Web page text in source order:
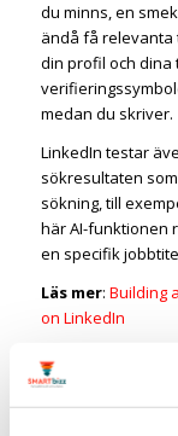
du minns, en
ändå få
din profil och dina
medan du skriver.
LinkedIn testar
sökresultaten
sökning, till
här AI-funktionen
en specifik
Läs mer: Building
on LinkedIn
15.
visas i